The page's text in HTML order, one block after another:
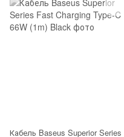
Кабель Baseus Superior Series